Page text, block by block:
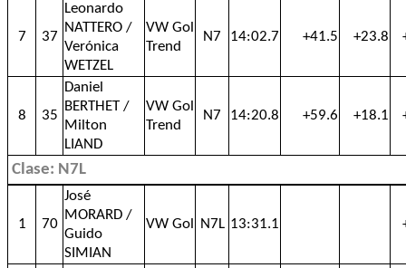
7 37
Leonardo
NATTERO /
Verónica
WETZEL
VW Gol
Trend
N7 14:02.7 +41.5 +23.8
8 35
Daniel
BERTHET /
Milton
LIAND
VW Gol
Trend
N7 14:20.8 +59.6 +18.1
Clase: N7L
1 70
José
MORARD /
Guido
SIMIAN
VW Gol N7L 13:31.1